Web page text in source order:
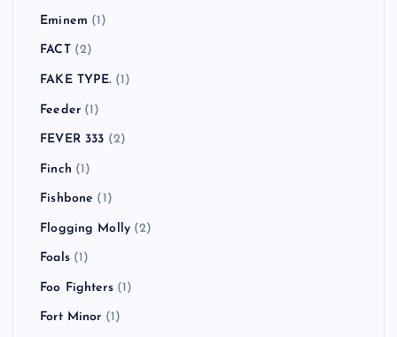
Eminem (1)
FACT(2)
FAKE TYPE. (1)
Feeder(1)
FEVER 333 (2)
Finch (1)
Fishbone (1)
Flogging Molly (2)
Foals(1)
Foo Fighters(1)
Fort Minor (1)